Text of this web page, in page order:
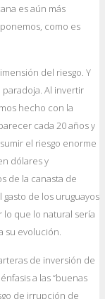
es aún más
como es
del riesgo. Y
Al invertir
hecho con la
cada 20 años y
el riesgo enorme
dólares y
de la canasta de
de los uruguayos
que lo natural sería
su evolución.
de inversión de
a las “buenas
de irrupción de